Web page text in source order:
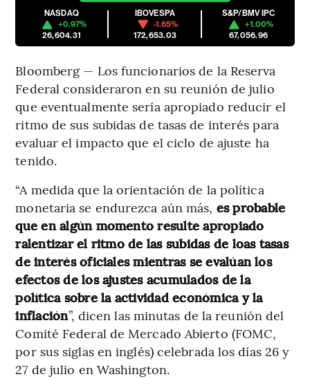
NASDAQ
+0.97%
26,604.31
IBOVESPA
-1.65%
172,653.03
S&P/BMV IPC
+1.00%
67,056.96
Bloomberg — Los funcionarios de la Reserva
Federal consideraron en su reunión de julio
que eventualmente sería apropiado reducir el
ritmo de sus subidas de tasas de interés para
evaluar el impacto que el ciclo de ajuste ha
tenido.
“A medida que la orientación de la política
monetaria se endurezca aún más, es probable
que en algún momento resulte apropiado
ralentizar el ritmo de las subidas de loas tasas
de interés oficiales mientras se evalúan los
efectos de los ajustes acumulados de la
política sobre la actividad económica y la
inflación”, dicen las minutas de la reunión del
Comité Federal de Mercado Abierto (FOMC,
por sus siglas en inglés) celebrada los días 26 y
27 de julio en Washington.